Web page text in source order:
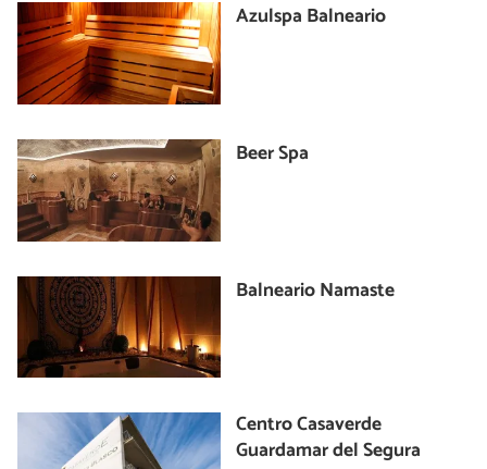
Azulspa Balneario
Beer Spa
Balneario Namaste
Centro Casaverde
Guardamar del Segura